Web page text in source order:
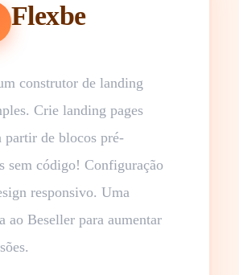
Flexbe
construtor de landing
Crie landing pages
partir de blocos pré-
sem código! Configuração
responsivo. Uma
ao Beseller para aumentar